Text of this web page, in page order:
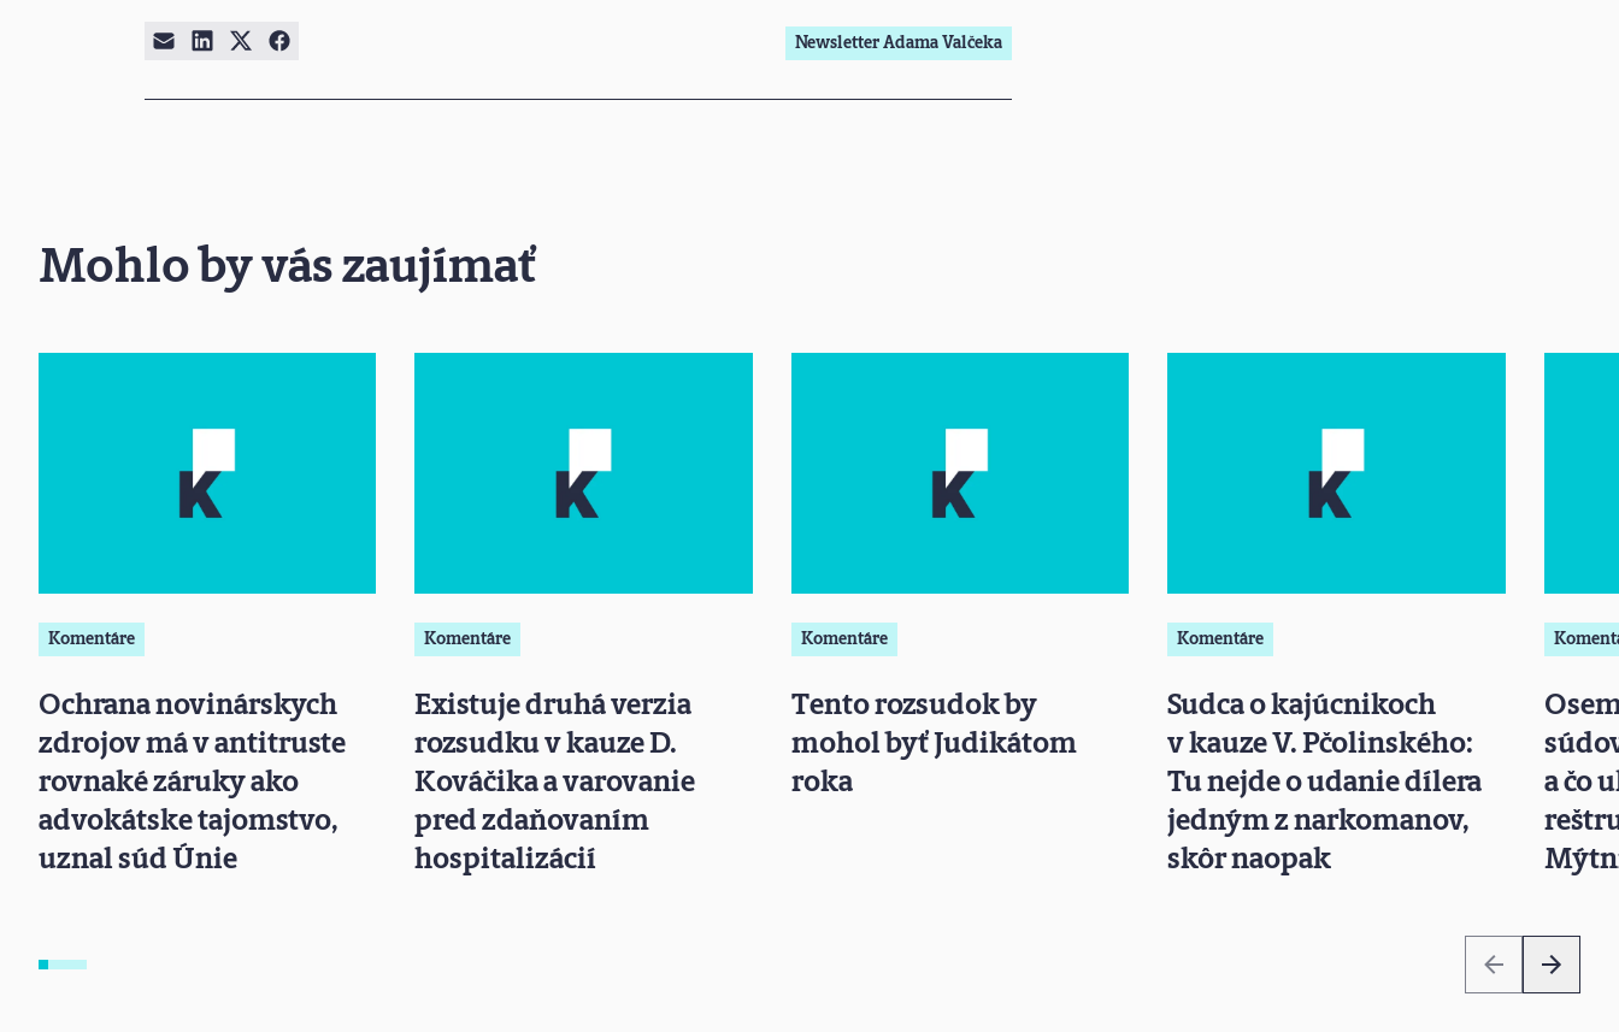
Newsletter Adama Valčeka
Mohlo by vás zaujímať
Komentáre
Ochrana novinárskych
zdrojov má v antitruste
rovnaké záruky ako
advokátske tajomstvo,
uznal súd Únie
Komentáre
Existuje druhá verzia
rozsudku v kauze D.
Kováčika a varovanie
pred zdaňovaním
hospitalizácií
Komentáre
Tento rozsudok by
mohol byť Judikátom
roka
Komentáre
Sudca o kajúcnikoch
v kauze V. Pčolinského:
Tu nejde o udanie dílera
jedným z narkomanov,
skôr naopak
a čo